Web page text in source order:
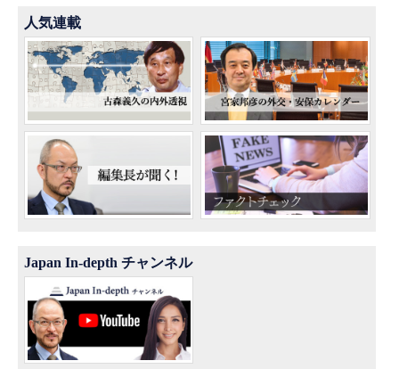
人気連載
Japan In-depth チャンネル